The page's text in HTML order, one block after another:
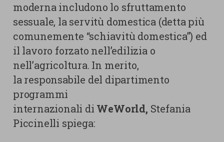
moderna includono lo sfruttamento
sessuale, la servitù domestica (detta più
comunemente “schiavitù domestica”) ed
il lavoro forzato nell’edilizia o
nell’agricoltura. In merito,
la responsabile del dipartimento
programmi
internazionali di WeWorld, Stefania
Piccinelli spiega: